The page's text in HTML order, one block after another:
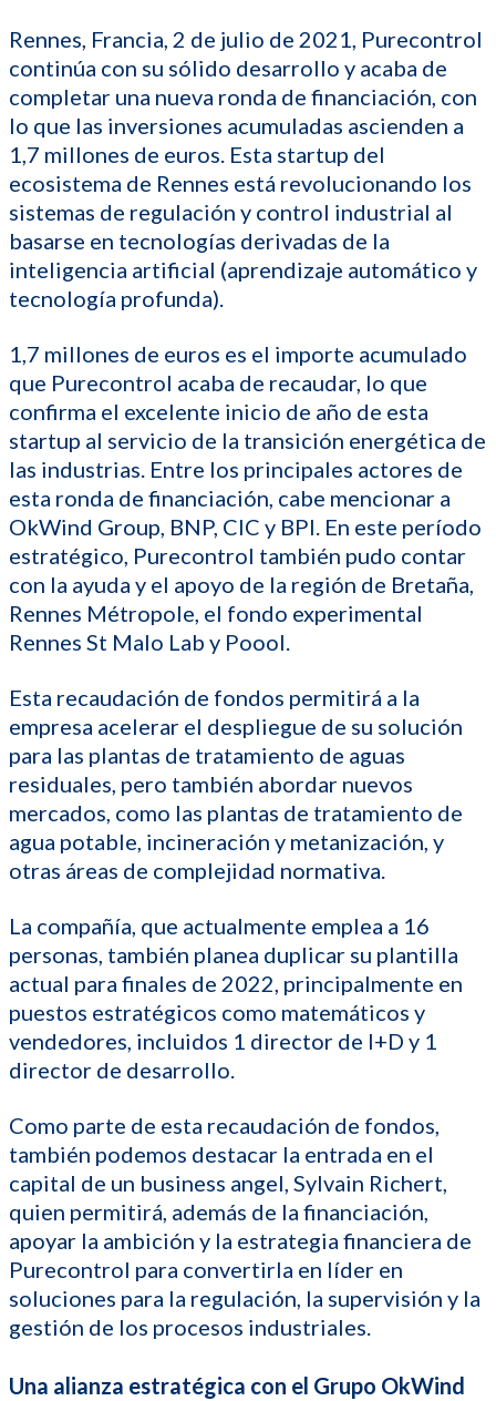
Rennes, Francia, 2 de julio de 2021, Purecontrol
continúa con su sólido desarrollo y acaba de
completar una nueva ronda de financiación, con
lo que las inversiones acumuladas ascienden a
1,7 millones de euros. Esta startup del
ecosistema de Rennes está revolucionando los
sistemas de regulación y control industrial al
basarse en tecnologías derivadas de la
inteligencia artificial (aprendizaje automático y
tecnología profunda).
1,7 millones de euros es el importe acumulado
que Purecontrol acaba de recaudar, lo que
confirma el excelente inicio de año de esta
startup al servicio de la transición energética de
las industrias. Entre los principales actores de
esta ronda de financiación, cabe mencionar a
OkWind Group, BNP, CIC y BPI. En este período
estratégico, Purecontrol también pudo contar
con la ayuda y el apoyo de la región de Bretaña,
Rennes Métropole, el fondo experimental
Rennes St Malo Lab y Poool.
Esta recaudación de fondos permitirá a la
empresa acelerar el despliegue de su solución
para las plantas de tratamiento de aguas
residuales, pero también abordar nuevos
mercados, como las plantas de tratamiento de
agua potable, incineración y metanización, y
otras áreas de complejidad normativa.
La compañía, que actualmente emplea a 16
personas, también planea duplicar su plantilla
actual para finales de 2022, principalmente en
puestos estratégicos como matemáticos y
vendedores, incluidos 1 director de I+D y 1
director de desarrollo.
Como parte de esta recaudación de fondos,
también podemos destacar la entrada en el
capital de un business angel, Sylvain Richert,
quien permitirá, además de la financiación,
apoyar la ambición y la estrategia financiera de
Purecontrol para convertirla en líder en
soluciones para la regulación, la supervisión y la
gestión de los procesos industriales.
Una alianza estratégica con el Grupo OkWind